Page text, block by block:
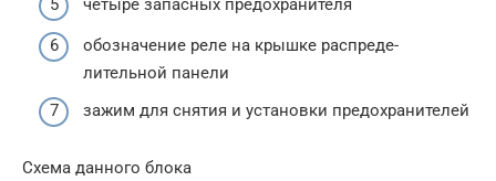
четыре запасных предохранителя
обозначение реле на крышке распреде­
лительной панели
зажим для снятия и установки предохра­нителей
Схема данного блока